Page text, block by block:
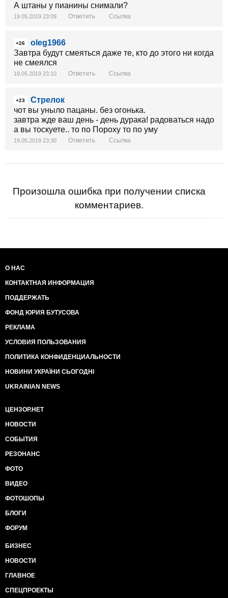
А штаны у пианины снимали?
19.05.2019 23:09 Ответить Ссылка
+26
oleg1966
Завтра будут смеяться даже те, кто до этого ни когда
не смеялся
19.05.2019 23:10 Ответить Ссылка
+23
Стрелок
чот вы уныло пацаны. без огонька.
завтра жде ваш день - день дурака! радоваться надо
а вы тоскуете.. то по Пороху то по уму
19.05.2019 23:30 Ответить Ссылка
Произошла ошибка при получении списка
комментариев.
О НАС
КОНТАКТНАЯ ИНФОРМАЦИЯ
ПОДДЕРЖАТЬ
ФОНД ЮРИЯ БУТУСОВА
РЕКЛАМА
УСЛОВИЯ ПОЛЬЗОВАНИЯ
ПОЛИТИКА КОНФИДЕНЦИАЛЬНОСТИ
НОВИНИ УКРАЇНИ СЬОГОДНІ
UKRAINIAN NEWS
ЦЕНЗОР.НЕТ
НОВОСТИ
СОБЫТИЯ
РЕЗОНАНС
ФОТО
ВИДЕО
ФОТОШОПЫ
БЛОГИ
ФОРУМ
БИЗНЕС
НОВОСТИ
ГЛАВНОЕ
СПЕЦПРОЕКТЫ